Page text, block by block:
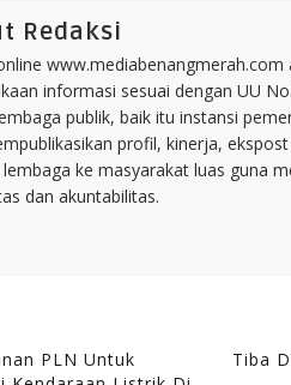
Redaksi
informasi sesuai dengan UU
publik, baik itu instansi
profil, kinerja,
ke masyarakat luas guna
dan akuntabilitas.
PLN Untuk
Tiba